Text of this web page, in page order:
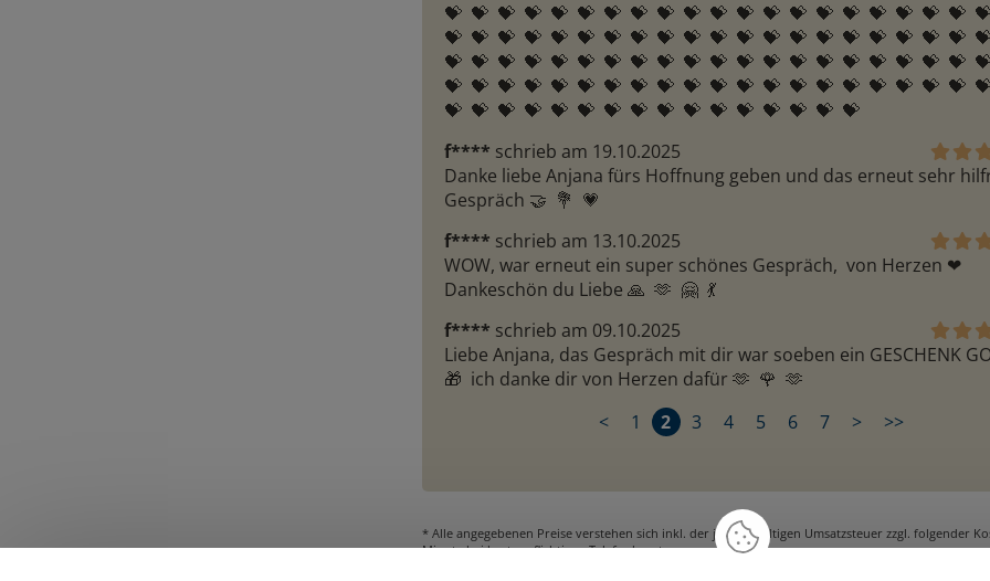
💝  💝  💝  💝  💝  💝  💝  💝  💝  💝  💝  💝  💝  💝  💝  💝  💝  💝  💝  💝
💝  💝  💝  💝  💝  💝  💝  💝  💝  💝  💝  💝  💝  💝  💝  💝  💝  💝  💝  💝
💝  💝  💝  💝  💝  💝  💝  💝  💝  💝  💝  💝  💝  💝  💝  💝  💝  💝  💝  💝
💝  💝  💝  💝  💝  💝  💝  💝  💝  💝  💝  💝  💝  💝  💝  💝  💝  💝  💝  💝
💝  💝  💝  💝  💝  💝  💝  💝  💝  💝  💝  💝  💝  💝  💝  💝
f**** schrieb am 19.10.2025
Danke liebe Anjana fürs Hoffnung geben und das erneut sehr
Gespräch 🤝  💐  💗
f**** schrieb am 13.10.2025
WOW, war erneut ein super schönes Gespräch,  von Herzen ❤ ️
Dankeschön du Liebe 🙏  🫶  🤗  💃
f**** schrieb am 09.10.2025
Liebe Anjana, das Gespräch mit dir war soeben ein GESCHENK
🎁  ich danke dir von Herzen dafür 🫶  🌹  🫶
<
1 2 3 4 5 6 7 > >>
* Alle angegebenen Preise verstehen sich inkl. der jeweils gültigen Umsatzsteuer zzgl. folgender
Minute bei kostenpflichtigen Telefonberatungen.